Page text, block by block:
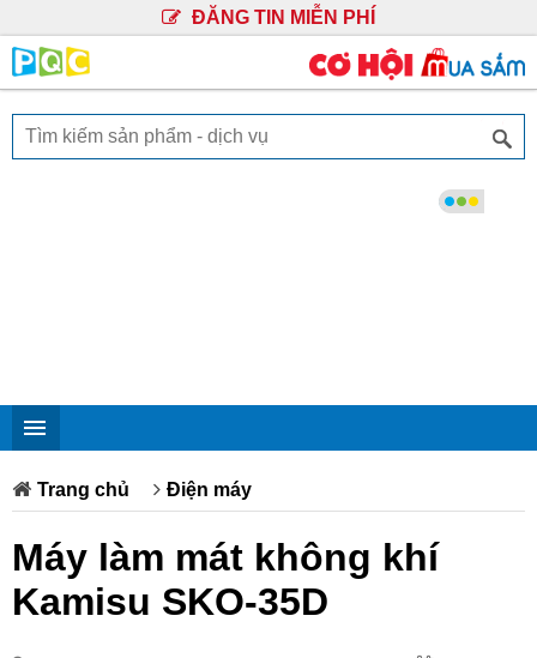
ĐĂNG TIN MIỄN PHÍ
Trang chủ Điện máy
Máy làm mát không khí
Kamisu SKO-35D